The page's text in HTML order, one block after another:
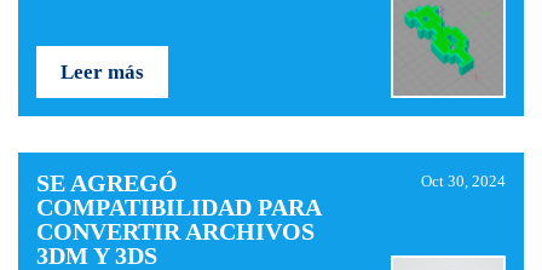
Leer más
SE AGREGÓ
COMPATIBILIDAD PARA
CONVERTIR ARCHIVOS
3DM Y 3DS
Oct 30, 2024